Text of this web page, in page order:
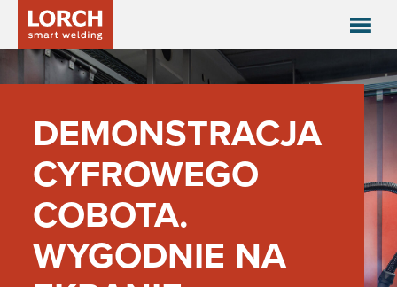
Prezentacja cyfrowego cobota
DEMONSTRACJA
CYFROWEGO
COBOTA.
WYGODNIE NA